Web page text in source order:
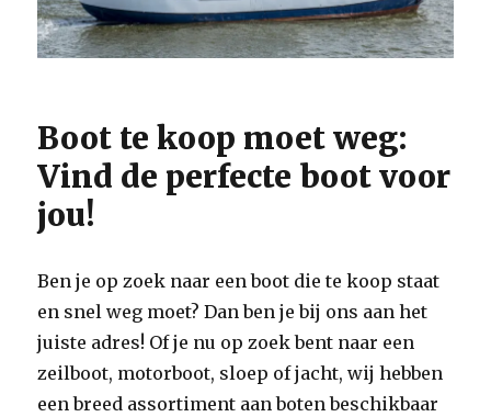
Boot te koop moet weg:
Vind de perfecte boot voor
jou!
Ben je op zoek naar een boot die te koop staat
en snel weg moet? Dan ben je bij ons aan het
juiste adres! Of je nu op zoek bent naar een
zeilboot, motorboot, sloep of jacht, wij hebben
een breed assortiment aan boten beschikbaar